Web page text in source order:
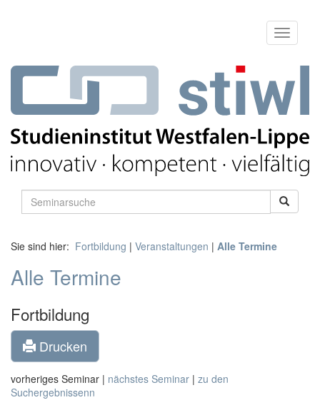
Sie sind hier: Fortbildung | Veranstaltungen | Alle Termine
Alle Termine
Fortbildung
Drucken
vorheriges Seminar | nächstes Seminar | zu den
Suchergebnissenn